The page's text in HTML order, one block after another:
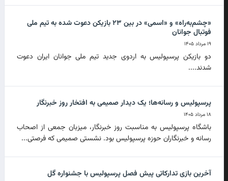
«چشم‌به‌راه» و «اسمی» در بین ۲۳ بازیکن دعوت شده به تیم ملی
فوتبال جوانان
۱۹ مرداد ۱۴۰۵
دو بازیکن پرسپولیس به اردوی جدید تیم ملی جوانان ایران دعوت
شدند....
پرسپولیس و رسانه‌ها؛ یک دیدار صمیمی به افتخار روز خبرنگار
۱۸ مرداد ۱۴۰۵
باشگاه پرسپولیس به مناسبت روز خبرنگار، میزبان جمعی از اصحاب
رسانه و خبرنگاران حوزه پرسپولیس بود. نشستی صمیمی که فرصتی...
آخرین بازی تدارکاتی پیش فصل پرسپولیس با جشنواره گل